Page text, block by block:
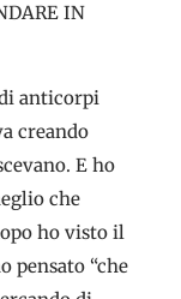
IN
anticorpi
creando
E ho
che
ho visto il
pensato “che